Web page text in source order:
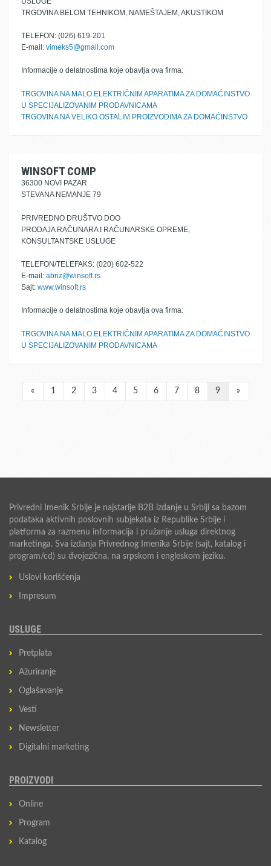
TRGOVINA BELOM TEHNIKOM, NAMEŠTAJEM, AKUSTIKOM
TELEFON: (026) 619-201
E-mail: vimeks5@gmail.com
Informacije o delatnostima koje obavlja ova firma:
TRGOVINA NA MALO ELEKTRIČNIM APARATIMA ZA DOMAĆINSTVO
U SPECIJALIZOVANIM PRODAVNICAMA
TRGOVINA NA VELIKO OSTALIM PROIZVODIMA ZA DOMAĆINSTVO
WINSOFT COMP
36300 NOVI PAZAR
STEVANA NEMANJE 79
PRIVREDNO DRUŠTVO DOO
PRODAJA RAČUNARA I RAČUNARSKE OPREME,
KONSULTANTSKE USLUGE
TELEFON/TELEFAKS: (020) 602-522
E-mail: abriz@winsoft.rs
Sajt: www.winsoft.rs
Informacije o delatnostima koje obavlja ova firma:
TRGOVINA NA MALO ELEKTRIČNIM APARATIMA ZA DOMAĆINSTVO
U SPECIJALIZOVANIM PRODAVNICAMA
« 1 2 3 4 5 6 7 8 9 »
Privredni Imenik Srbije je najstarije B2B izdanje u Srbiji sa bazom
podataka aktivnih poslovnih subjekata iz Republike Srbije i
platforma za razmenu informacija i pružanje usluga direktnog
marketinga. Sva izdanja Privrednog Imenika Srbije (sajt, katalog i
program/cd) su dvojezična, na srpskom i engleskom jeziku.
Uslovi korišćenja
Impresum
USLUGE
Pretplata
Ažuriranje
Oglašavanje
Vesti
Newsletter
Digitalni marketing
PROIZVODI
Online
Program
Katalog